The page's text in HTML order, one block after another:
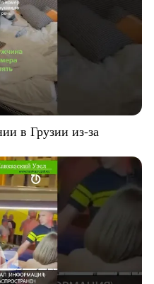
в Грузии из-за